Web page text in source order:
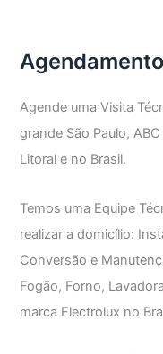
Agende uma Visita
grande São Paulo,
Litoral e no Brasil.
Temos uma Equipe
realizar a domicílio:
Conversão e
Fogão, Forno,
marca Electrolux no